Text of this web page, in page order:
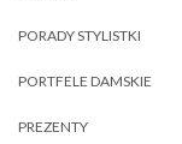
PORADY STYLISTKI
PORTFELE DAMSKIE
PREZENTY